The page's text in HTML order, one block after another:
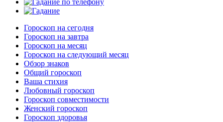
Гороскоп на сегодня
Гороскоп на завтра
Гороскоп на месяц
Гороскоп на следующий месяц
Обзор знаков
Общий гороскоп
Ваша стихия
Любовный гороскоп
Гороскоп совместимости
Женский гороскоп
Гороскоп здоровья